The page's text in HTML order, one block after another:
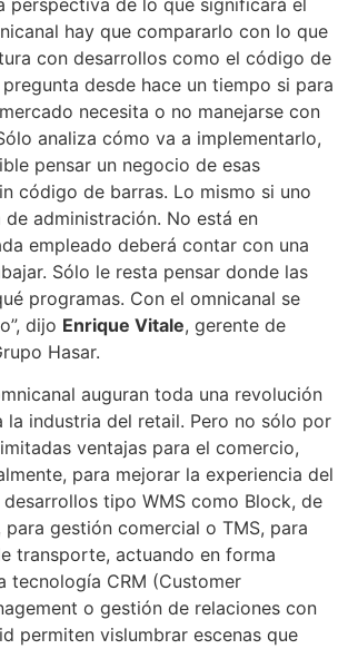
hay que compararlo con lo que
con desarrollos como el código de
desde hace un tiempo si para
necesita o no manejarse con
analiza cómo va a implementarlo,
pensar un negocio de esas
código de barras. Lo mismo si uno
administración. No está en
empleado deberá contar con una
Sólo le resta pensar donde las
programas. Con el omnicanal se
dijo Enrique Vitale, gerente de
Hasar.
auguran toda una revolución
la industria del retail. Pero no sólo por
ventajas para el comercio,
para mejorar la experiencia del
tipo WMS como Block, de
para gestión comercial o TMS, para
transporte, actuando en forma
tecnología CRM (Customer
o gestión de relaciones con
permiten vislumbrar escenas que